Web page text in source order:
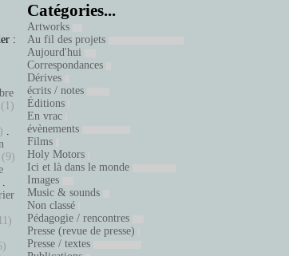
:
(1)
.
(9)
.
Catégories...
Artworks
Au fil des projets
Aujourd'hui
Correspondances
Dérives
écrits / notes
Éditions
En vrac
évènements
Films
Holy Motors
Ici et là dans le monde
Images
Music & sounds
Non classé
Pédagogie / rencontres
Presse (revue de presse)
Presse / textes